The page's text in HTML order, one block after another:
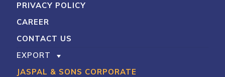
PRIVACY POLICY
CAREER
CONTACT US
EXPORT
JASPAL & SONS CORPORATE